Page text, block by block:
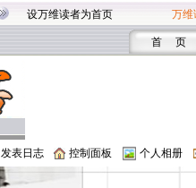
设万维读者为首页 万维
首 页
发表日志 控制面板 个人相册